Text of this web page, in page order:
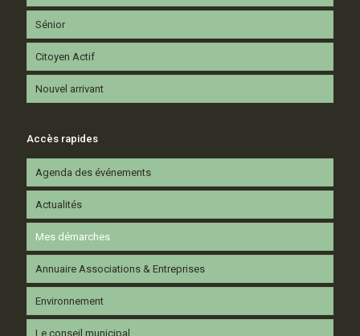
Sénior
Citoyen Actif
Nouvel arrivant
Accès rapides
Agenda des événements
Actualités
Mes démarches
Annuaire Associations & Entreprises
Environnement
Le conseil municipal